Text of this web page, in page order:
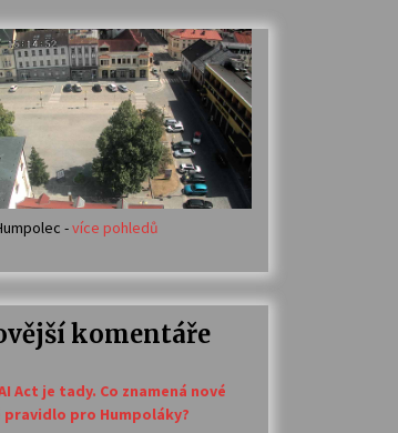
Veselí muzikanti
30. 7. 2026
Votavžatský ploty
23. 7. 2026
14. 7. 2026
30. 6. 2026
-více pohledů
komentáře
Act je tady. Co znamená nové
pravidlo pro Humpoláky?